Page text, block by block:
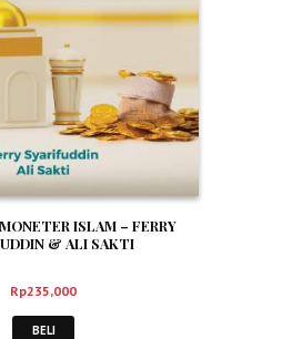
ISLAM – FERRY
& ALI SAKTI
Rp235,000
BELI